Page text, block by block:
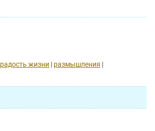
радость жизни | размышления |